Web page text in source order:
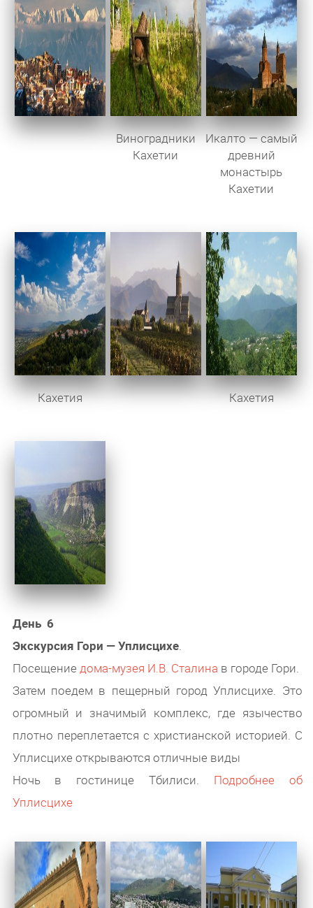
Виноградники
Кахетии
Икалто — самый
древний
монастырь
Кахетии
Кахетия Кахетия
День 6
Экскурсия Гори — Уплисцихе.
Посещение дома-музея И.В. Сталина в городе Гори.
Затем поедем в пещерный город Уплисцихе. Это
огромный и значимый комплекс, где язычество
плотно переплетается с христианской историей. С
Уплисцихе открываются отличные виды
Ночь в гостинице Тбилиси. Подробнее об
Уплисцихе